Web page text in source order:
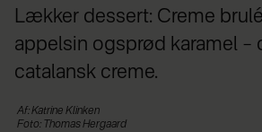
Lækker dessert: Creme
appelsin ogsprød karamel –
catalansk creme.
Af: Katrine Klinken
Foto: Thomas Hergaard